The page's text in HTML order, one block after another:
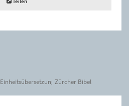
Einheitsübersetzung Zürcher Bibel